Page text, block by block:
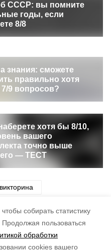
собирать статистику
Продолжая пользоваться
обработки
cookies вашего
СССР: вы помните
годы, если
8/8
знания: сможете
правильно хотя
9 вопросов?
хотя бы 8/10,
вашего
точно выше
— ТЕСТ
викторина
эрудиция